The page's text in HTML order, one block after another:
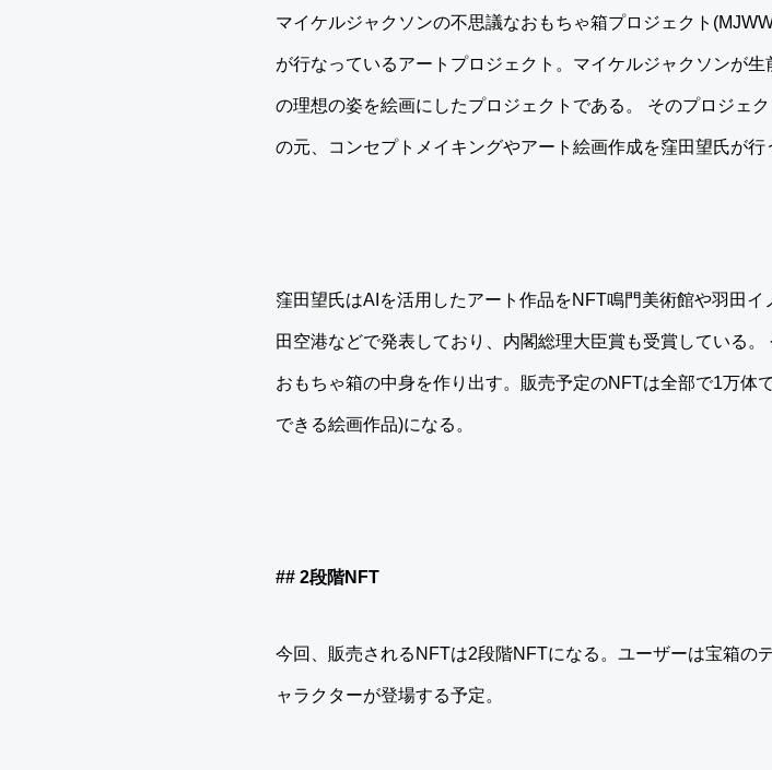
マイケルジャクソンの不思議なおもちゃ箱プロジェクト
が行なっているアートプロジェクト。マイケルジャクソンが
の理想の姿を絵画にしたプロジェクトである。 そのプロジェ
の元、コンセプトメイキングやアート絵画作成を窪田望氏が行
窪田望氏はAIを活用したアート作品をNFT鳴門美術館や羽田
田空港などで発表しており、内閣総理大臣賞も受賞している
おもちゃ箱の中身を作り出す。販売予定のNFTは全部で1万体
できる絵画作品)になる。
## 2段階NFT
今回、販売されるNFTは2段階NFTになる。ユーザーは宝箱の
ャラクターが登場する予定。